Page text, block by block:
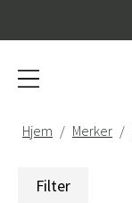
Hjem Merker
Filter